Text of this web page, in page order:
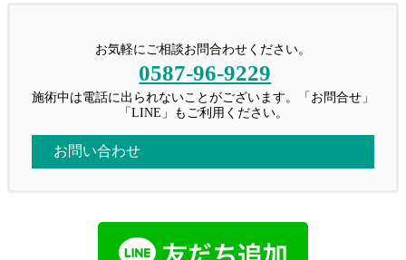
お気軽にご相談お問合わせください。
0587-96-9229
施術中は電話に出られないことがございます。「お問合せ」
「LINE」もご利用ください。
お問い合わせ